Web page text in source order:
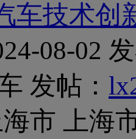
车技术创
08-02
发帖：
市 上海